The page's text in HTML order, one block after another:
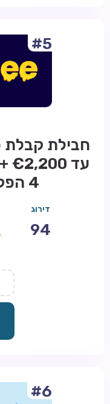
#5
4 הפקדות ראשונות
דירוג
94
#6